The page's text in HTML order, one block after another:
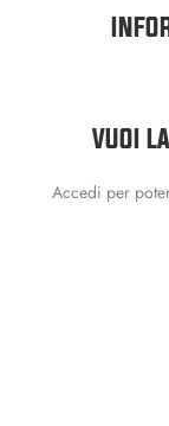
VUOI
Accedi per